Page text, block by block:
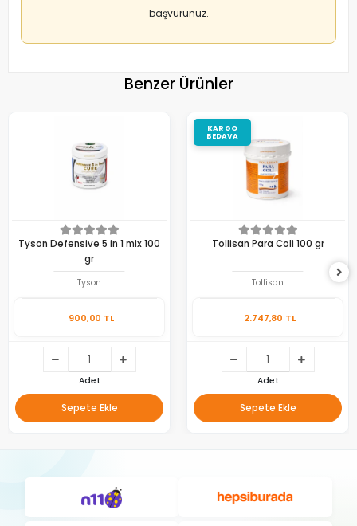
başvurunuz.
Benzer Ürünler
Tyson Defensive 5 in 1 mix 100
gr
Tyson
900,00 TL
Adet
Sepete Ekle
KARGO
BEDAVA
Tollisan Para Coli 100 gr
Tollisan
2.747,80 TL
Adet
Sepete Ekle